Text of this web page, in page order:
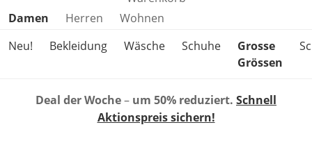
Produktkategorien überspringen
Damen Herren
Wohnen
Neu!
Bekleidung Wäsche Schuhe
Grosse
Grössen
Deal der Woche– um 50% reduziert. Schnell
Aktionspreis sichern!